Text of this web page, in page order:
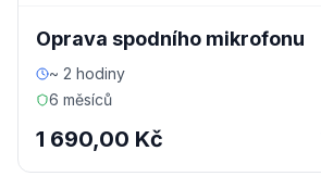
Oprava spodního mikrofonu
~ 2 hodiny
6 měsíců
1 690,00 Kč